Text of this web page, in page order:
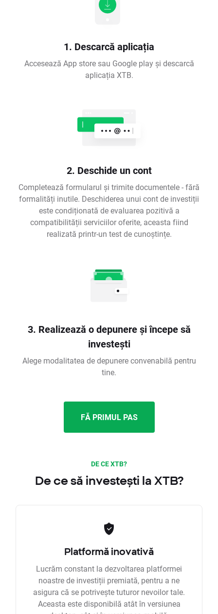
1. Descarcă aplicația
Accesează App store sau Google play și descarcă
aplicația XTB.
2. Deschide un cont
Completează formularul și trimite documentele - fără
formalități inutile. Deschiderea unui cont de investiții
este condiționată de evaluarea pozitivă a
compatibilității serviciilor oferite, aceasta fiind
realizată printr-un test de cunoștințe.
3. Realizează o depunere și începe să
investești
Alege modalitatea de depunere convenabilă pentru
tine.
FĂ PRIMUL PAS
DE CE XTB?
De ce să investești la XTB?
Platformă inovativă
Lucrăm constant la dezvoltarea platformei
noastre de investiții premiată, pentru a ne
asigura că se potrivește tuturor nevoilor tale.
Aceasta este disponibilă atât în versiunea